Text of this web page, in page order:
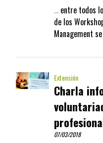
…entre todos
de los
Management
Extensión
Charla
07/03/2018